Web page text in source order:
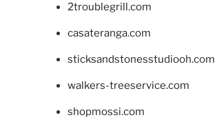
2troublegrill.com
casateranga.com
sticksandstonesstudiooh.com
walkers-treeservice.com
shopmossi.com